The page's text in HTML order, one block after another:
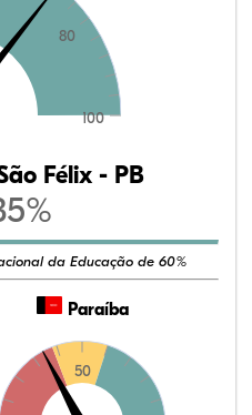
80
100
Félix - PB
da Educação de 60%
Paraíba
50